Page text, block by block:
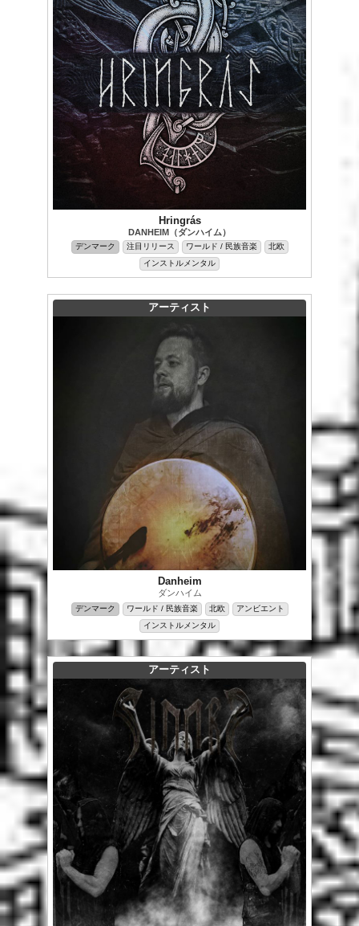
Hringrás
DANHEIM（ダンハイム）
デンマーク 注目リリース ワールド / 民族音楽
北欧
インストルメンタル
アーティスト
Danheim
ダンハイム
デンマーク ワールド / 民族音楽 北欧
アンビエント
インストルメンタル
アーティスト